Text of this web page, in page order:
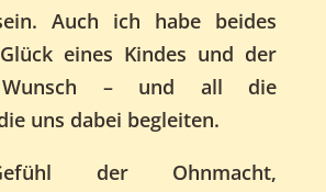
Auch ich habe beides
eines Kindes und der
Wunsch – und all die
uns dabei begleiten.
der Ohnmacht,